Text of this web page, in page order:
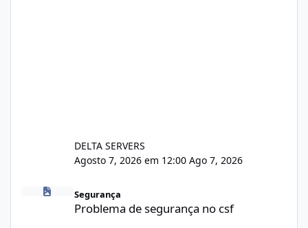
DELTA SERVERS
Agosto 7, 2026 em 12:00 Ago 7, 2026
Problema de segurança no csf
Segurança
Problema de segurança no csf